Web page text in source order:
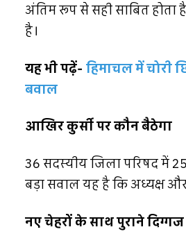
अंतिम रूप से सही साबित होता
है।
यह भी पढ़ें- हिमाचल में चोरी
बवाल
आखिर कुर्सी पर कौन बैठेगा
36 सदस्यीय जिला परिषद में
बड़ा सवाल यह है कि अध्यक्ष
नए चेहरों के साथ पुराने